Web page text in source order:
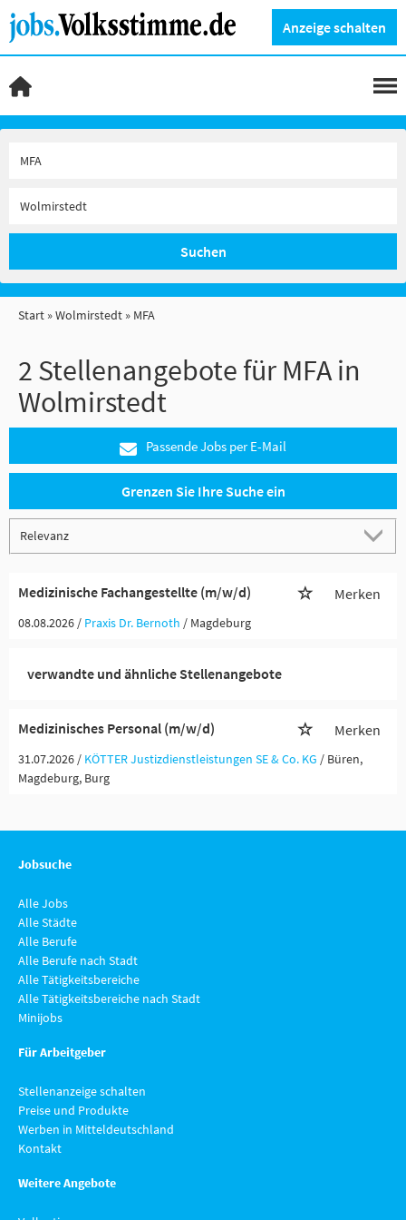
Anzeige schalten
Suchen
Start Wolmirstedt MFA
2 Stellenangebote für MFA in
Wolmirstedt
Passende Jobs per E-Mail
Grenzen Sie Ihre Suche ein
Medizinische Fachangestellte (m/w/d) Merken
08.08.2026 / Praxis Dr. Bernoth / Magdeburg
verwandte und ähnliche Stellenangebote
Medizinisches Personal (m/w/d) Merken
31.07.2026 / KÖTTER Justizdienstleistungen SE & Co. KG / Büren,
Magdeburg, Burg
Jobsuche
Alle Jobs
Alle Städte
Alle Berufe
Alle Berufe nach Stadt
Alle Tätigkeitsbereiche
Alle Tätigkeitsbereiche nach Stadt
Minijobs
Für Arbeitgeber
Stellenanzeige schalten
Preise und Produkte
Werben in Mitteldeutschland
Kontakt
Weitere Angebote